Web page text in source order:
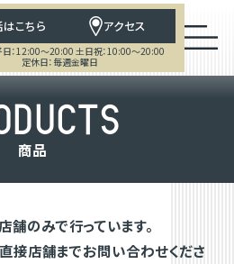
こちら アクセス
日：12:00～20:00 土日祝：10:00～20:00
定休日：毎週金曜日
DUCTS
商品
舗のみで行っています。
接店舗までお問い合わせくださ